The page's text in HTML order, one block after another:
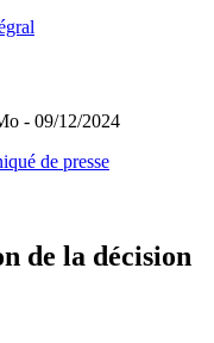
- 09/12/2024
de presse
de la décision